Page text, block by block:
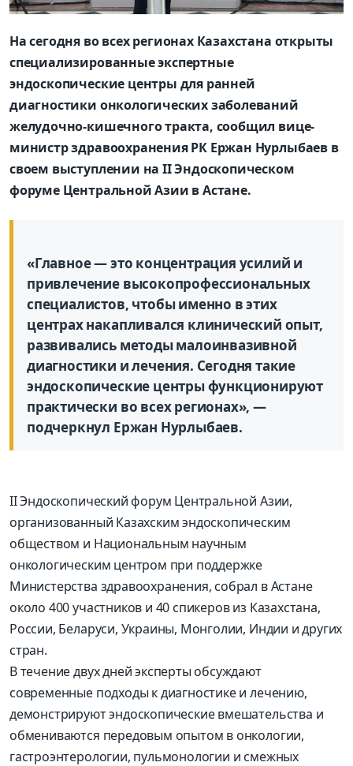
На сегодня во всех регионах Казахстана открыты
специализированные экспертные
эндоскопические центры для ранней
диагностики онкологических заболеваний
желудочно-кишечного тракта, сообщил вице-
министр здравоохранения РК Ержан Нурлыбаев в
своем выступлении на II Эндоскопическом
форуме Центральной Азии в Астане.
«Главное — это концентрация усилий и
привлечение высокопрофессиональных
специалистов, чтобы именно в этих
центрах накапливался клинический опыт,
развивались методы малоинвазивной
диагностики и лечения. Сегодня такие
эндоскопические центры функционируют
практически во всех регионах», —
подчеркнул Ержан Нурлыбаев.
II Эндоскопический форум Центральной Азии,
организованный Казахским эндоскопическим
обществом и Национальным научным
онкологическим центром при поддержке
Министерства здравоохранения, собрал в Астане
около 400 участников и 40 спикеров из Казахстана,
России, Беларуси, Украины, Монголии, Индии и других
стран.
В течение двух дней эксперты обсуждают
современные подходы к диагностике и лечению,
демонстрируют эндоскопические вмешательства и
обмениваются передовым опытом в онкологии,
гастроэнтерологии, пульмонологии и смежных